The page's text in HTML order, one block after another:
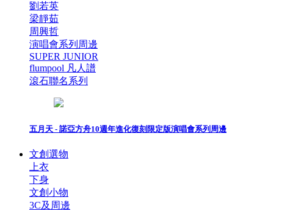
劉若英
梁靜茹
周興哲
演唱會系列周邊
SUPER JUNIOR
flumpool 凡人譜
滾石聯名系列
五月天 - 諾亞方舟10週年進化復刻限定版演唱會系列周邊
文創選物
上衣
下身
文創小物
3C及周邊